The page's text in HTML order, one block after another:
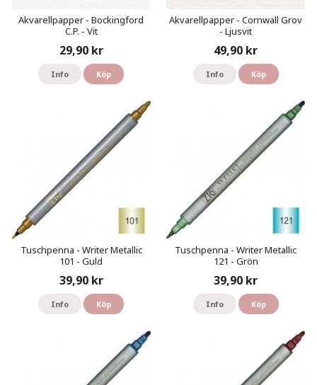
Akvarellpapper - Bockingford
C.P. - Vit
29,90 kr
Info Köp
Akvarellpapper - Cornwall Grov
- Ljusvit
49,90 kr
Info Köp
Tuschpenna - Writer Metallic
101 - Guld
39,90 kr
Info Köp
Tuschpenna - Writer Metallic
121 - Grön
39,90 kr
Info Köp